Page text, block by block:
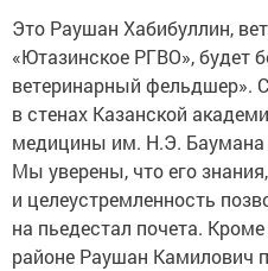
Это Раушан Хабибуллин,
«Ютазинское РГВО», будет
ветеринарный фельдшер».
в стенах Казанской
медицины им. Н.Э. Баумана
Мы уверены, что его
и целеустремленность
на пьедестал почета.
районе Раушан Камилович